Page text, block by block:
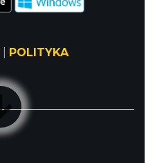
POLITYKA